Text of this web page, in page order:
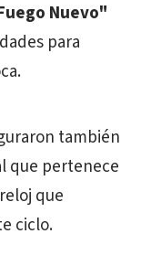
Nuevo"
para
también
que pertenece
que
ciclo.